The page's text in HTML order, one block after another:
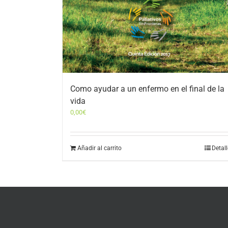
Como ayudar a un enfermo en el final de la
vida
0,00€
Añadir al carrito